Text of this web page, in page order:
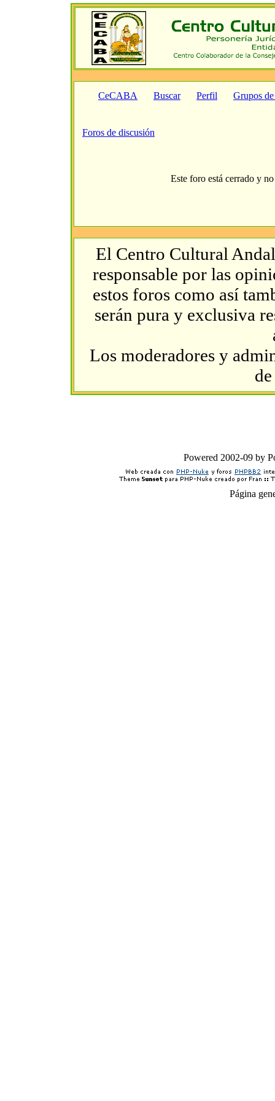
CeCABA Buscar Perfil Grupos
Foros de discusión
Este foro está cerrado y
El Centro Cultural
responsable por las
estos foros como así
serán pura y exclusiva
Los moderadores y
Powered 2002-09 by
Página